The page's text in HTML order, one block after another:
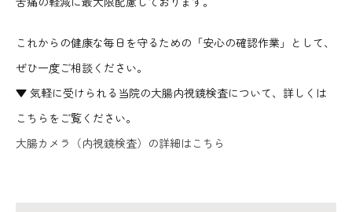
これからの健康な毎日を守るための「安心の確認作業」として、
ぜひ一度ご相談ください。
▼ 気軽に受けられる当院の大腸内視鏡検査について、詳しくは
こちらをご覧ください。
大腸カメラ（内視鏡検査）の詳細はこちら